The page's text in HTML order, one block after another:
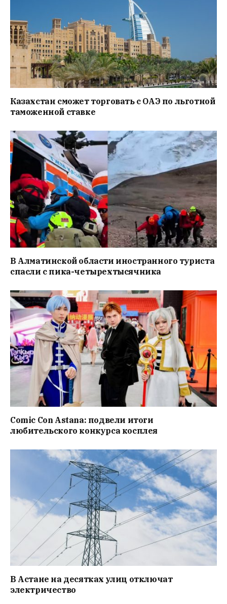
Казахстан сможет торговать с ОАЭ по льготной
таможенной ставке
В Алматинской области иностранного туриста
спасли с пика-четырехтысячника
Comic Con Astana: подвели итоги
любительского конкурса косплея
В Астане на десятках улиц отключат
электричество